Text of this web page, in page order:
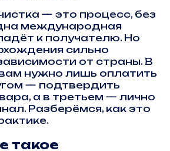
— это процесс, без
международная
к получателю. Но
сильно
от страны. В
нужно лишь оплатить
— подтвердить
а в третьем — лично
Разберёмся, как это
такое